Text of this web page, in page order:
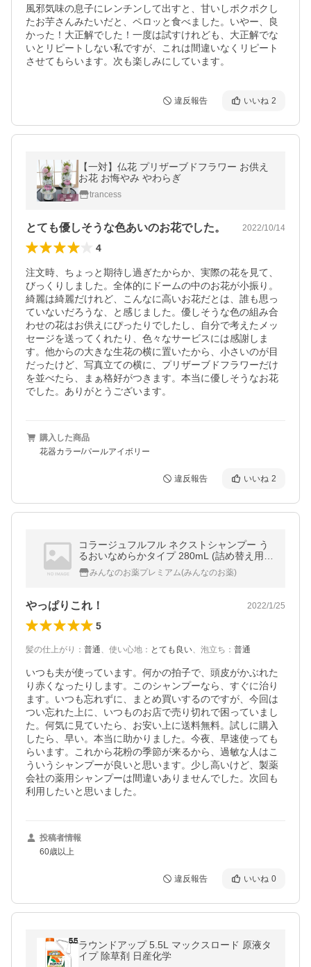
風邪気味の息子にレンチンして出すと、甘いしポクポクし
たお芋さんみたいだと、ペロッと食べました。いやー、良
かった！大正解でした！一度は試すけれども、大正解でな
いとリピートしない私ですが、これは間違いなくリピート
させてもらいます。次も楽しみにしています。
違反報告 いいね 2
【一対】仏花 プリザーブドフラワー お供え
お花 お悔やみ やわらぎ
trancess
とても優しそうな色あいのお花でした。 2022/10/14
4
注文時、ちょっと期待し過ぎたからか、実際の花を見て、
びっくりしました。全体的にドームの中のお花が小振り。
綺麗は綺麗だけれど、こんなに高いお花だとは、誰も思っ
ていないだろうな、と感じました。優しそうな色の組み合
わせの花はお供えにぴったりでしたし、自分で考えたメッ
セージを送ってくれたり、色々なサービスには感謝しま
す。他からの大きな生花の横に置いたから、小さいのが目
だったけど、写真立ての横に、プリザーブドフラワーだけ
を並べたら、まぁ格好がつきます。本当に優しそうなお花
でした。ありがとうございます。
購入した商品
花器カラー/パールアイボリー
違反報告 いいね 2
コラージュフルフル ネクストシャンプー う
るおいなめらかタイプ 280mL (詰め替え用)
3個セット
みんなのお薬プレミアム(みんなのお薬)
やっぱりこれ！ 2022/1/25
5
髪の仕上がり ： 普通、 使い心地 ： とても良い、 泡立ち ： 普通
いつも夫が使っています。何かの拍子で、頭皮がかぶれた
り赤くなったりします。このシャンプーなら、すぐに治り
ます。いつも忘れずに、まとめ買いするのですが、今回は
つい忘れた上に、いつものお店で売り切れで困っていまし
た。何気に見ていたら、お安い上に送料無料。試しに購入
したら、早い。本当に助かりました。今夜、早速使っても
らいます。これから花粉の季節が来るから、過敏な人はこ
ういうシャンプーが良いと思います。少し高いけど、製薬
会社の薬用シャンプーは間違いありませんでした。次回も
利用したいと思いました。
投稿者情報
60歳以上
違反報告 いいね 0
ラウンドアップ 5.5L マックスロード 原液タ
イプ 除草剤 日産化学